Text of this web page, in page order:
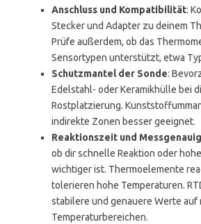
Anschluss und Kompatibilität:
Stecker und Adapter zu deinem
Prüfe außerdem, ob das
Sensortypen unterstützt, etwa
Schutzmantel der Sonde:
Edelstahl- oder Keramikhülle bei
Rostplatzierung.
indirekte Zonen besser geeignet.
Reaktionszeit und
ob dir schnelle Reaktion oder
wichtiger ist. Thermoelemente
tolerieren hohe Temperaturen.
stabilere und genauere Werte auf
Temperaturbereichen.